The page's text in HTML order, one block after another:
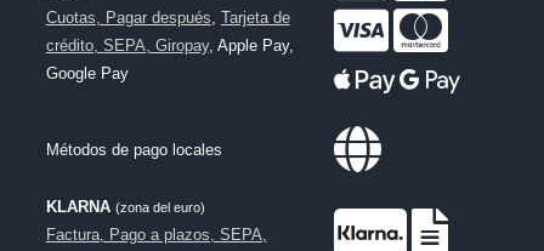
Cuotas, Pagar después Tarjeta de
crédito, SEPA, Giropay, Apple Pay,
Google Pay
Métodos de pago locales
KLARNA (zona del euro)
Factura, Pago a plazos, SEPA,